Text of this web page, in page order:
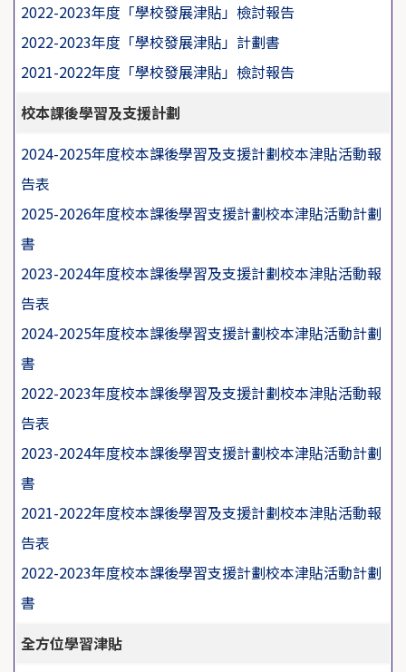
2022-2023年度「學校發展津貼」檢討報告
2022-2023年度「學校發展津貼」計劃書
2021-2022年度「學校發展津貼」檢討報告
校本課後學習及支援計劃
2024-2025年度校本課後學習及支援計劃校本津貼活動報
告表
2025-2026年度校本課後學習支援計劃校本津貼活動計劃
書
2023-2024年度校本課後學習及支援計劃校本津貼活動報
告表
2024-2025年度校本課後學習支援計劃校本津貼活動計劃
書
2022-2023年度校本課後學習及支援計劃校本津貼活動報
告表
2023-2024年度校本課後學習支援計劃校本津貼活動計劃
書
2021-2022年度校本課後學習及支援計劃校本津貼活動報
告表
2022-2023年度校本課後學習支援計劃校本津貼活動計劃
書
全方位學習津貼